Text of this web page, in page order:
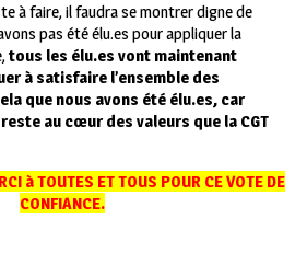
à faire, il faudra se montrer digne de
pas été élu.es pour appliquer la
tous les élu.es vont maintenant
à satisfaire l’ensemble des
que nous avons été élu.es, car
au cœur des valeurs que la CGT
à TOUTES ET TOUS POUR CE VOTE DE
CONFIANCE.